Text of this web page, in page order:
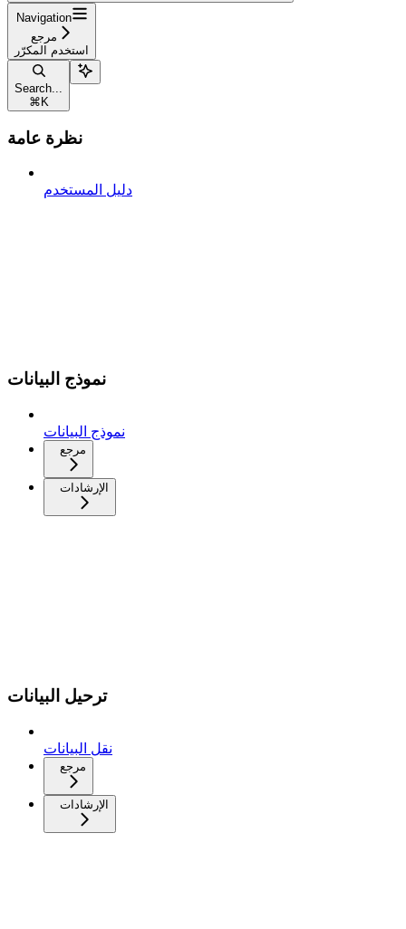
Navigation
مرجع
استخدم المكرّر
Search...
⌘ K
نظرة عامة
دليل المستخدم
نموذج البيانات
نموذج البيانات
مرجع
الإرشادات
ترحيل البيانات
نقل البيانات
مرجع
الإرشادات